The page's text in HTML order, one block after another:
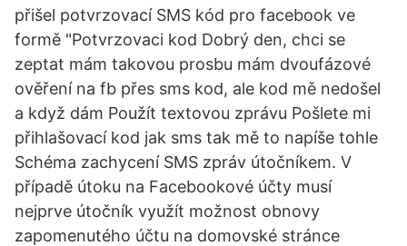
přišel potvrzovací SMS kód pro facebook ve
formě "Potvrzovaci kod Dobrý den, chci se
zeptat mám takovou prosbu mám dvoufázové
ověření na fb přes sms kod, ale kod mě nedošel
a když dám Použít textovou zprávu Pošlete mi
přihlašovací kod jak sms tak mě to napíše tohle
Schéma zachycení SMS zpráv útočníkem. V
případě útoku na Facebookové účty musí
nejprve útočník využít možnost obnovy
zapomenutého účtu na domovské stránce